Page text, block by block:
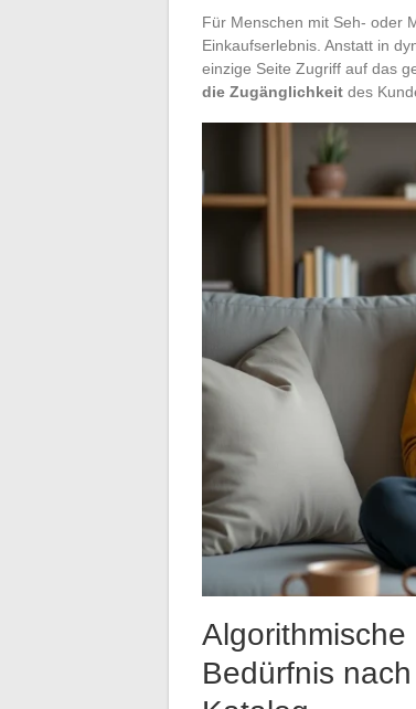
Für Menschen mit Seh- oder
Einkaufserlebnis. Anstatt in
einzige Seite Zugriff auf das
die Zugänglichkeit des
Bedürfnis